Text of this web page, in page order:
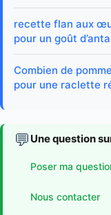
recette flan aux
pour un goût
Combien de
pour une raclette
💬 Une question
Poser ma
Nous contacter